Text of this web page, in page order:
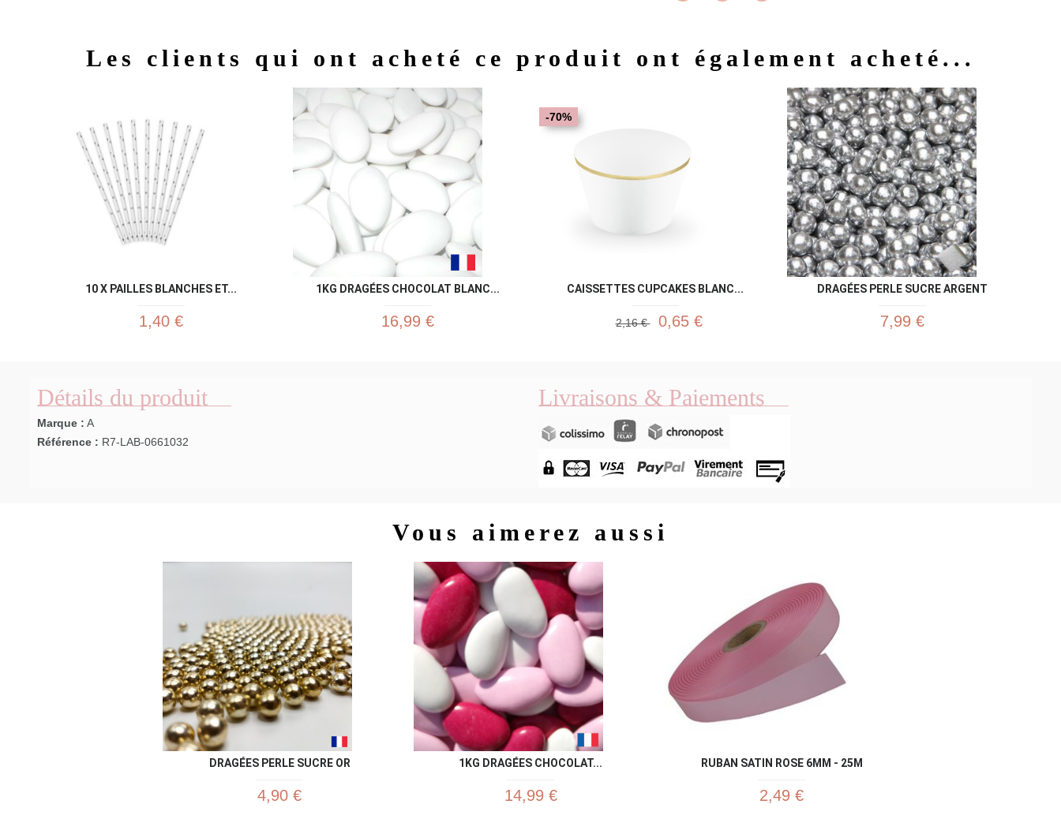
Les clients qui ont acheté ce produit ont également acheté...
10 X PAILLES BLANCHES ET...
1,40 €
Aperçu rapide
1KG DRAGÉES CHOCOLAT BLANC...
16,99 €
CAISSETTES CUPCAKES BLANC...
-70%
2,16 € 0,65 €
Aperçu rapide
DRAGÉES PERLE SUCRE ARGENT
7,99 €
Détails du produit
Marque : A
Référence : R7-LAB-0661032
Livraisons & Paiements
Vous aimerez aussi
DRAGÉES PERLE SUCRE OR
4,90 €
Aperçu rapide
1KG DRAGÉES CHOCOLAT...
14,99 €
Aperçu rapide
RUBAN SATIN ROSE 6MM - 25M
2,49 €